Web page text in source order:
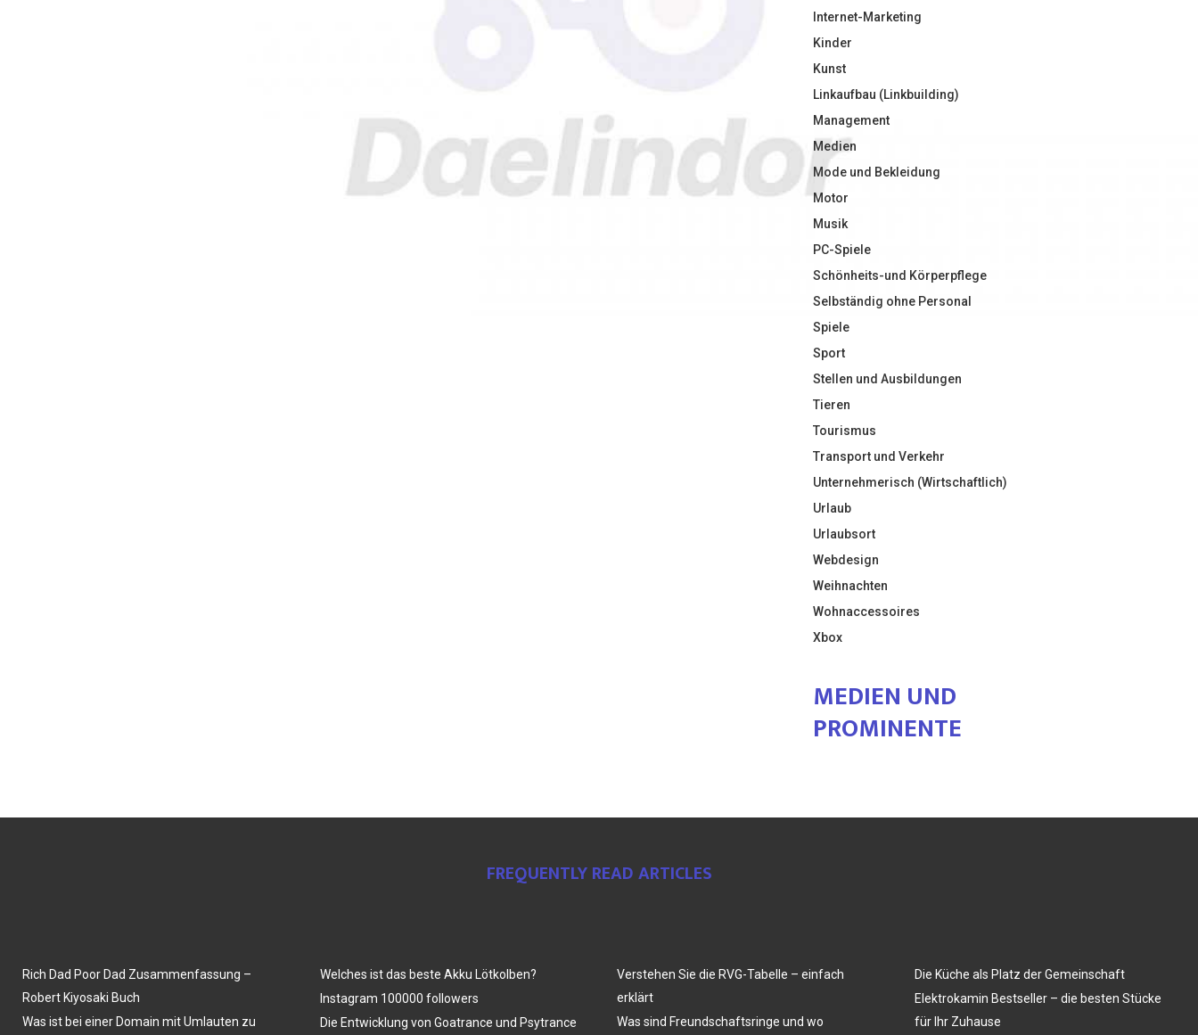
Internet-Marketing
Kinder
Kunst
Linkaufbau (Linkbuilding)
Management
Medien
Mode und Bekleidung
Motor
Musik
PC-Spiele
Schönheits-und Körperpflege
Selbständig ohne Personal
Spiele
Sport
Stellen und Ausbildungen
Tieren
Tourismus
Transport und Verkehr
Unternehmerisch (Wirtschaftlich)
Urlaub
Urlaubsort
Webdesign
Weihnachten
Wohnaccessoires
Xbox
MEDIEN UND
PROMINENTE
FREQUENTLY READ ARTICLES
Rich Dad Poor Dad Zusammenfassung –
Robert Kiyosaki Buch
Was ist bei einer Domain mit Umlauten zu
Welches ist das beste Akku Lötkolben?
Instagram 100000 followers
Die Entwicklung von Goatrance und Psytrance
Verstehen Sie die RVG-Tabelle – einfach
erklärt
Was sind Freundschaftsringe und wo
Die Küche als Platz der Gemeinschaft
Elektrokamin Bestseller – die besten Stücke
für Ihr Zuhause